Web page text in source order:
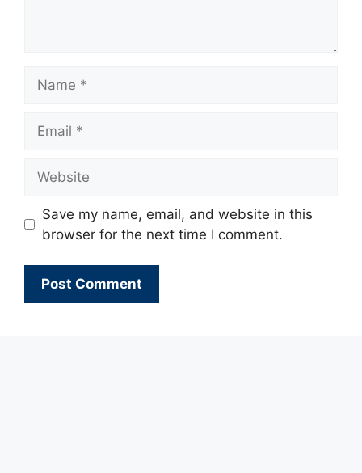
Save my name, email, and website in this
browser for the next time I comment.